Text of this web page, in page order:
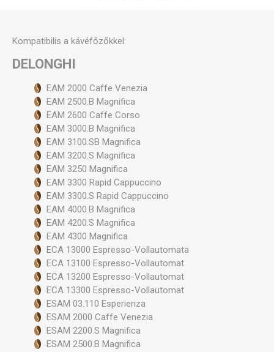
Kompatibilis a kávéfőzőkkel:
DELONGHI
EAM 2000 Caffe Venezia
EAM 2500.B Magnifica
EAM 2600 Caffe Corso
EAM 3000.B Magnifica
EAM 3100.SB Magnifica
EAM 3200.S Magnifica
EAM 3250 Magnifica
EAM 3300 Rapid Cappuccino
EAM 3300.S Rapid Cappuccino
EAM 4000.B Magnifica
EAM 4200.S Magnifica
EAM 4300 Magnifica
ECA 13000 Espresso-Vollautomata
ECA 13100 Espresso-Vollautomat
ECA 13200 Espresso-Vollautomat
ECA 13300 Espresso-Vollautomat
ESAM 03.110 Esperienza
ESAM 2000 Caffe Venezia
ESAM 2200.S Magnifica
ESAM 2500.B Magnifica